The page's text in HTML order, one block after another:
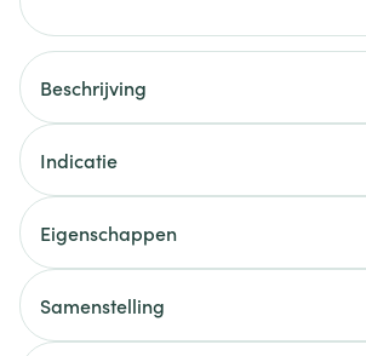
Beschrijving
Indicatie
Eigenschappen
Samenstelling